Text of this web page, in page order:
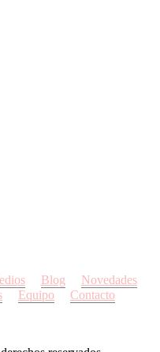
Blog
Novedades
Equipo Contacto